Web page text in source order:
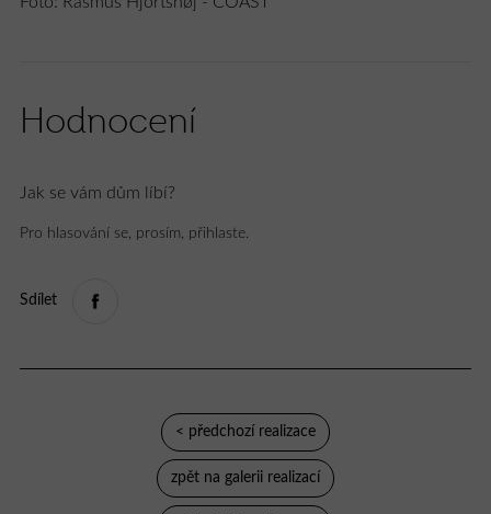
Hodnocení
Jak se vám dům líbí?
Pro hlasování se, prosím, přihlaste.
Sdílet
< předchozí realizace
zpět na galerii realizací